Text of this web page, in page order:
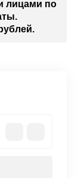
лицами по